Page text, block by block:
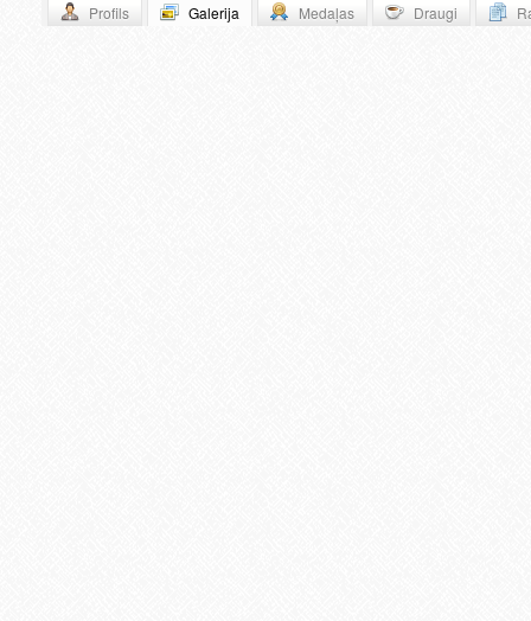
Profils Galerija Medaļas Draugi